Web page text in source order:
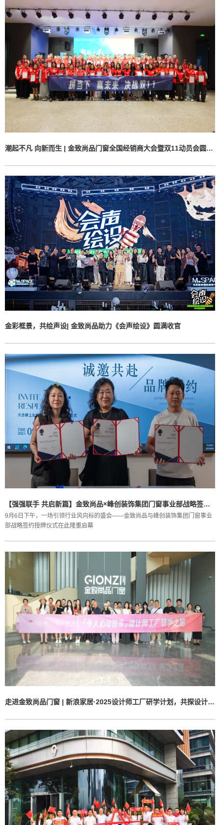
潮起不凡 向新而生 | 金致尚品门窗全国经销商大会暨双11动员会圆满举行
金彩框景，共绘声设| 金致尚品助力《会声绘设》圆满收官
【强强联手 共启新篇】金致尚品×峰创装饰集团门窗事业部战略签约授牌仪式圆满落幕
9月6日下午，一场引领行业风向标的盛会——金致尚品与峰创装饰集团门窗事业
部战略签约授牌仪式在此隆重启幕
走进金致尚品门窗 | 新浪家居·2025设计师工厂研学计划，共探设计与智造交付的双向赋能